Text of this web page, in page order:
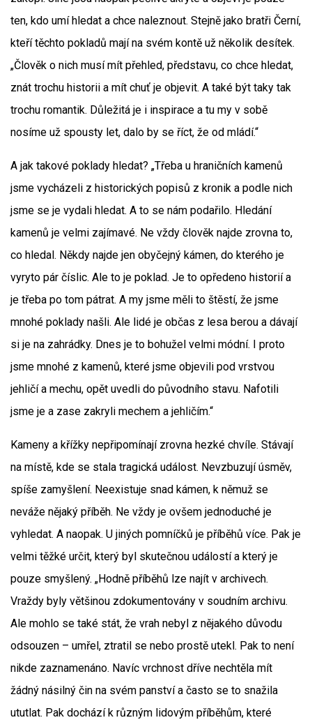
ten, kdo umí hledat a chce naleznout. Stejně jako bratři Černí,
kteří těchto pokladů mají na svém kontě už několik desítek.
„Člověk o nich musí mít přehled, představu, co chce hledat,
znát trochu historii a mít chuť je objevit. A také být taky tak
trochu romantik. Důležitá je i inspirace a tu my v sobě
nosíme už spousty let, dalo by se říct, že od mládí.“
A jak takové poklady hledat? „Třeba u hraničních kamenů
jsme vycházeli z historických popisů z kronik a podle nich
jsme se je vydali hledat. A to se nám podařilo. Hledání
kamenů je velmi zajímavé. Ne vždy člověk najde zrovna to,
co hledal. Někdy najde jen obyčejný kámen, do kterého je
vyryto pár číslic. Ale to je poklad. Je to opředeno historií a
je třeba po tom pátrat. A my jsme měli to štěstí, že jsme
mnohé poklady našli. Ale lidé je občas z lesa berou a dávají
si je na zahrádky. Dnes je to bohužel velmi módní. I proto
jsme mnohé z kamenů, které jsme objevili pod vrstvou
jehličí a mechu, opět uvedli do původního stavu. Nafotili
jsme je a zase zakryli mechem a jehličím.“
Kameny a křížky nepřipomínají zrovna hezké chvíle. Stávají
na místě, kde se stala tragická událost. Nevzbuzují úsměv,
spíše zamyšlení. Neexistuje snad kámen, k němuž se
neváže nějaký příběh. Ne vždy je ovšem jednoduché je
vyhledat. A naopak. U jiných pomníčků je příběhů více. Pak je
velmi těžké určit, který byl skutečnou událostí a který je
pouze smyšlený. „Hodně příběhů lze najít v archivech.
Vraždy byly většinou zdokumentovány v soudním archivu.
Ale mohlo se také stát, že vrah nebyl z nějakého důvodu
odsouzen – umřel, ztratil se nebo prostě utekl. Pak to není
nikde zaznamenáno. Navíc vrchnost dříve nechtěla mít
žádný násilný čin na svém panství a často se to snažila
ututlat. Pak dochází k různým lidovým příběhům, které